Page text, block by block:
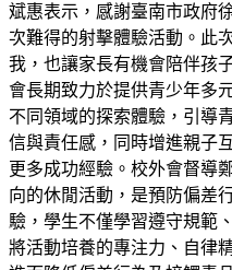
斌惠表示，感謝臺南市政府
次難得的射擊體驗活動。此
我，也讓家長有機會陪伴孩
會長期致力於提供青少年多
不同領域的探索體驗，引導
信與責任感，同時增進親子
更多成功經驗。校外會督導
向的休閒活動，是預防偏差
驗，學生不僅學習遵守規範
將活動培養的專注力、自律